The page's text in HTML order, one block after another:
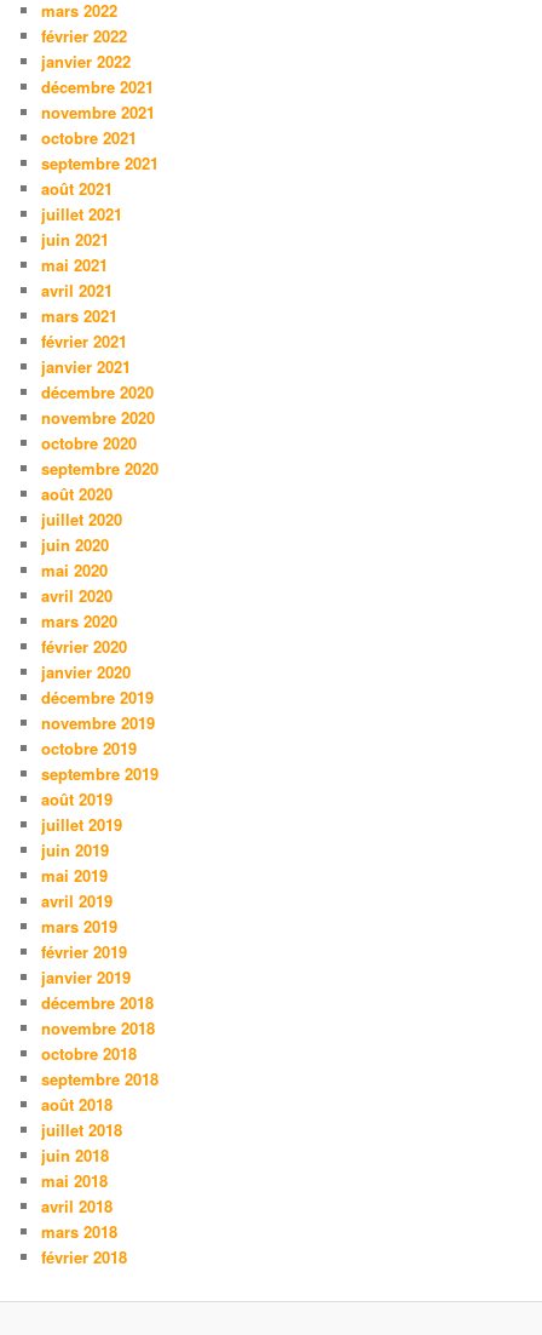
mars 2022
février 2022
janvier 2022
décembre 2021
novembre 2021
octobre 2021
septembre 2021
août 2021
juillet 2021
juin 2021
mai 2021
avril 2021
mars 2021
février 2021
janvier 2021
décembre 2020
novembre 2020
octobre 2020
septembre 2020
août 2020
juillet 2020
juin 2020
mai 2020
avril 2020
mars 2020
février 2020
janvier 2020
décembre 2019
novembre 2019
octobre 2019
septembre 2019
août 2019
juillet 2019
juin 2019
mai 2019
avril 2019
mars 2019
février 2019
janvier 2019
décembre 2018
novembre 2018
octobre 2018
septembre 2018
août 2018
juillet 2018
juin 2018
mai 2018
avril 2018
mars 2018
février 2018